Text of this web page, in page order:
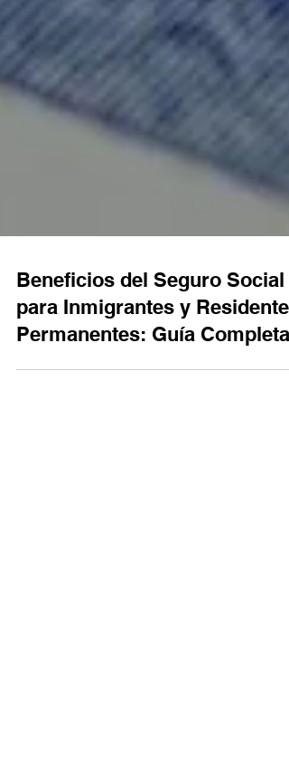
Beneficios del Seguro Social
para Inmigrantes y Residentes
Permanentes: Guía Completa